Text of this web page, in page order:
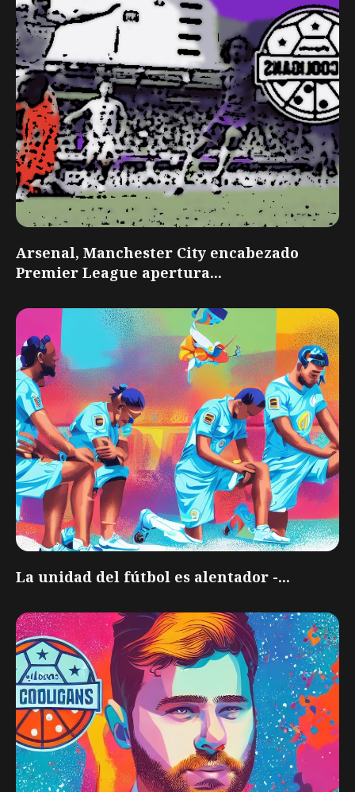
Arsenal, Manchester City encabezado
Premier League apertura...
La unidad del fútbol es alentador -...